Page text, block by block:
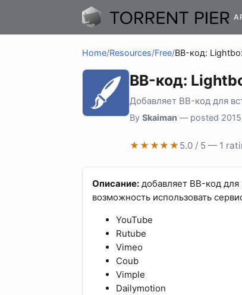
Home/Resources/Free/BB-код:
BB-код:
Добавляет BB-код для
By Skaiman — posted
★★★★★ 5.0 / 5 — 1
Описание: добавляет BB-код
возможность использовать
YouTube
Rutube
Vimeo
Coub
Vimple
Dailymotion